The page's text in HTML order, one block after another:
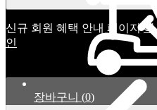
신규 회원 혜택 안내 페이지확
인
장바구니 (0)